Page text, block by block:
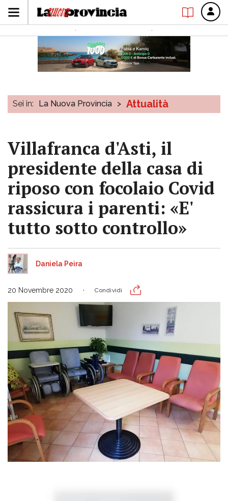
Sei in: La Nuova Provincia > Attualità
Villafranca d'Asti, il
presidente della casa di
riposo con focolaio Covid
rassicura i parenti: «E'
tutto sotto controllo»
Daniela Peira
20 Novembre 2020 Condividi